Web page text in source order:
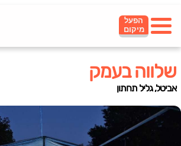
הפעל
מיקום
שלווה בעמק
אביטל, גליל תחתון